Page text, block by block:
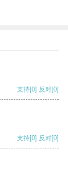
支持[0] 反对[0]
支持[0] 反对[0]